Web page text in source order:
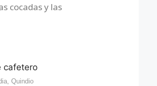
cocadas y las
Quindio